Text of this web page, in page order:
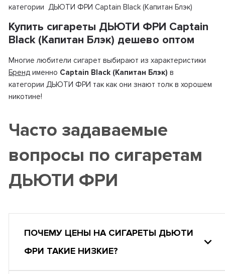
категории ДЬЮТИ ФРИ Captain Black (Капитан Блэк)
Купить сигареты ДЬЮТИ ФРИ Captain
Black (Капитан Блэк) дешево оптом
Многие любители сигарет выбирают из характеристики
Брендименно Captain Black (Капитан Блэк) в
категории ДЬЮТИ ФРИ так как они знают толк в хорошем
никотине!
Часто задаваемые
вопросы по сигаретам
ДЬЮТИ ФРИ
ПОЧЕМУ ЦЕНЫ НА СИГАРЕТЫ ДЬЮТИ
ФРИ ТАКИЕ НИЗКИЕ?